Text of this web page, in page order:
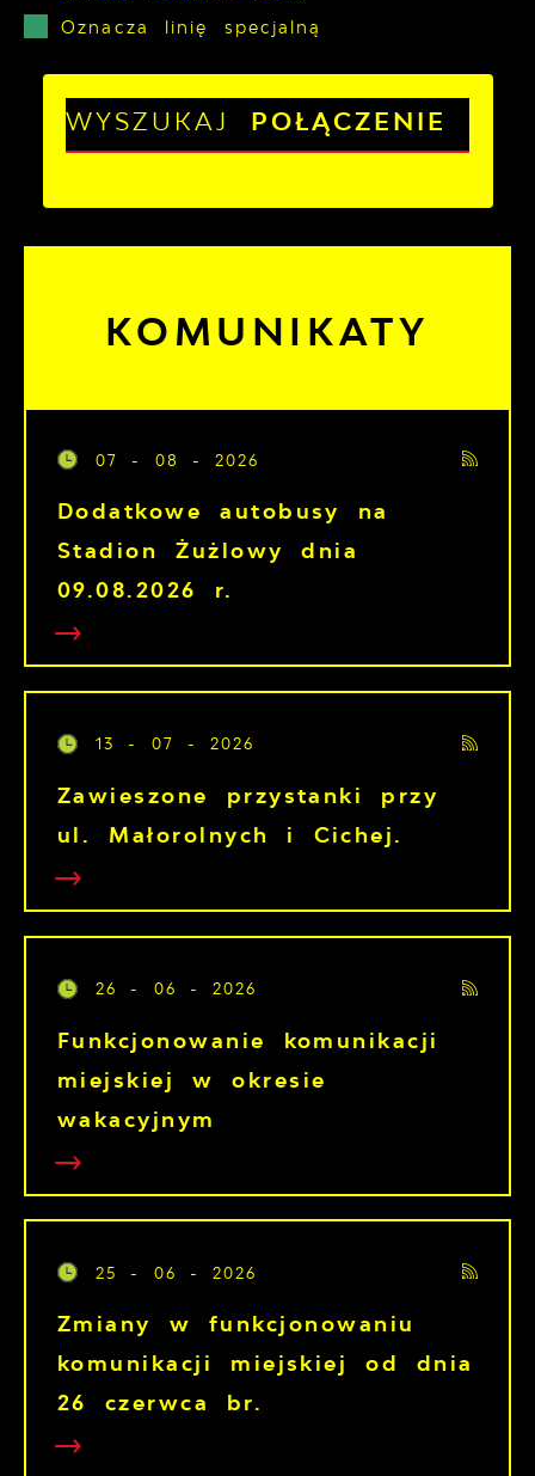
Oznacza linię specjalną
WYSZUKAJ POŁĄCZENIE
KOMUNIKATY
07 - 08 - 2026
Dodatkowe autobusy na
Stadion Żużlowy dnia
09.08.2026 r.
13 - 07 - 2026
Zawieszone przystanki przy
ul. Małorolnych i Cichej.
26 - 06 - 2026
Funkcjonowanie komunikacji
miejskiej w okresie
wakacyjnym
25 - 06 - 2026
Zmiany w funkcjonowaniu
komunikacji miejskiej od dnia
26 czerwca br.